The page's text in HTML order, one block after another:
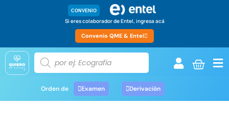
CONVENIO
Si eres colaborador de Entel, ingresa acá
Convenio QME & Entel
Orden de Examen Derivación